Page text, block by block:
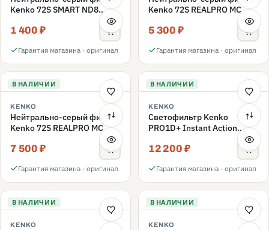
Kenko 72S SMART ND8
1 400 ₽
Гарантия магазина · оригинал
Kenko 72S REALPRO MC
5 300 ₽
Гарантия магазина · оригинал
В НАЛИЧИИ
KENKO
Нейтрально-серый фильтр
Kenko 72S REALPRO MC
7 500 ₽
Гарантия магазина · оригинал
В НАЛИЧИИ
KENKO
Светофильтр Kenko
PRO1D+ Instant Action
Variable NDX3-450+C-PLS
переменной плотности
12 200 ₽
Гарантия магазина · оригинал
В НАЛИЧИИ
KENKO
В НАЛИЧИИ
KENKO